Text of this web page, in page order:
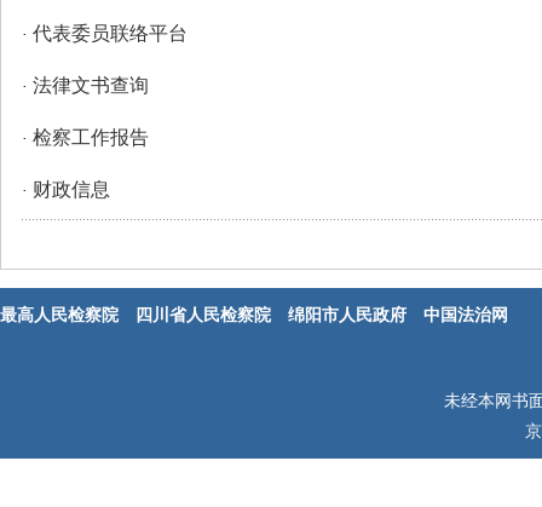
· 代表委员联络平台
· 法律文书查询
· 检察工作报告
· 财政信息
最高人民检察院 四川省人民检察院 绵阳市人民政府 中国法治网
未经本网书